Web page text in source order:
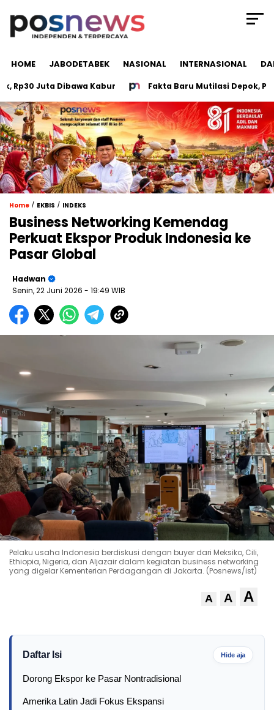
HOME JABODETABEK NASIONAL INTERNASIONAL
Juta Dibawa Kabur Fakta Baru Mutilasi Depok, Polisi
Home / EKBIS / INDEKS
Business Networking Kemendag
Perkuat Ekspor Produk Indonesia ke
Pasar Global
Hadwan
Senin, 22 Juni 2026 - 19:49 WIB
Pelaku usaha Indonesia berdiskusi dengan buyer dari Meksiko, Cili,
Ethiopia, Nigeria, dan Aljazair dalam kegiatan business networking
yang digelar Kementerian Perdagangan di Jakarta. (Posnews/ist)
A A A
Daftar Isi Hide aja
Dorong Ekspor ke Pasar Nontradisional
Amerika Latin Jadi Fokus Ekspansi